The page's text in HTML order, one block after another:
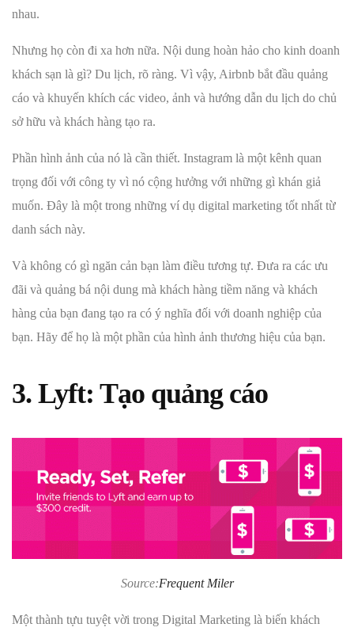
nhau.
Nhưng họ còn đi xa hơn nữa. Nội dung hoàn hảo cho kinh doanh
khách sạn là gì? Du lịch, rõ ràng. Vì vậy, Airbnb bắt đầu quảng
cáo và khuyến khích các video, ảnh và hướng dẫn du lịch do chủ
sở hữu và khách hàng tạo ra.
Phần hình ảnh của nó là cần thiết. Instagram là một kênh quan
trọng đối với công ty vì nó cộng hưởng với những gì khán giả
muốn. Đây là một trong những ví dụ digital marketing tốt nhất từ ​​
danh sách này.
Và không có gì ngăn cản bạn làm điều tương tự. Đưa ra các ưu
đãi và quảng bá nội dung mà khách hàng tiềm năng và khách
hàng của bạn đang tạo ra có ý nghĩa đối với doanh nghiệp của
bạn. Hãy để họ là một phần của hình ảnh thương hiệu của bạn.
3. Lyft: Tạo quảng cáo
Source:Frequent Miler
Một thành tựu tuyệt vời trong Digital Marketing là biến khách